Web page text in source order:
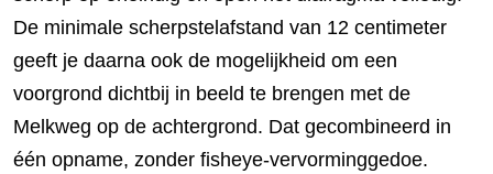
De minimale scherpstelafstand van 12 centimeter
geeft je daarna ook de mogelijkheid om een
voorgrond dichtbij in beeld te brengen met de
Melkweg op de achtergrond. Dat gecombineerd in
één opname, zonder fisheye-vervorminggedoe.